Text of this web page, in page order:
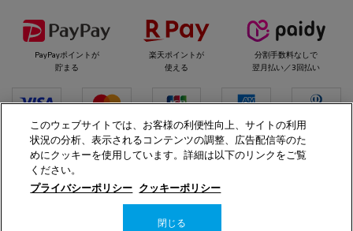
PayPayポイントが
貯まる
楽天ポイントが
使える
分割手数料なしで
翌月払い／3回払い
代金引換
このウェブサイトでは、お客様の利便性向上、サイトの利用
状況の分析、表示されるコンテンツの調整、広告配信等のた
めにクッキーを使用しています。詳細は以下のリンクをご覧
ください。
プライバシーポリシー
クッキーポリシー
閉じる